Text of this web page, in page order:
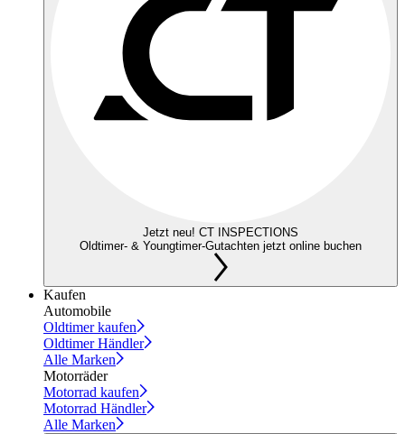
Jetzt neu! CT INSPECTIONS
Oldtimer- & Youngtimer-Gutachten jetzt online buchen
Kaufen
Automobile
Oldtimer kaufen
Oldtimer Händler
Alle Marken
Motorräder
Motorrad kaufen
Motorrad Händler
Alle Marken